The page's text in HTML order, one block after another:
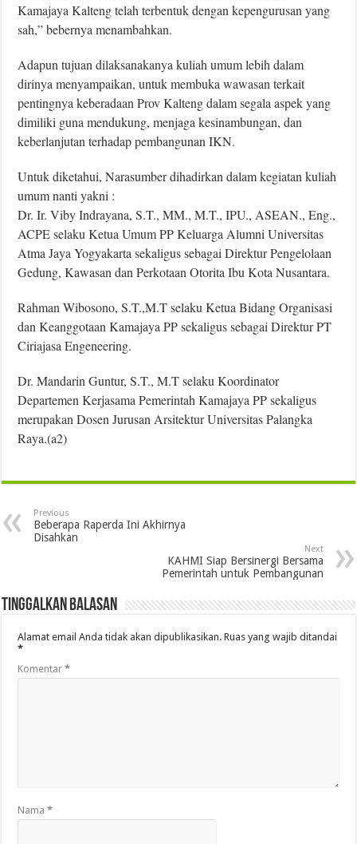
Kamajaya Kalteng telah terbentuk dengan kepengurusan yang
sah,” bebernya menambahkan.
Adapun tujuan dilaksanakanya kuliah umum lebih dalam
dirinya menyampaikan, untuk membuka wawasan terkait
pentingnya keberadaan Prov Kalteng dalam segala aspek yang
dimiliki guna mendukung, menjaga kesinambungan, dan
keberlanjutan terhadap pembangunan IKN.
Untuk diketahui, Narasumber dihadirkan dalam kegiatan kuliah
umum nanti yakni :
Dr. Ir. Viby Indrayana, S.T., MM., M.T., IPU., ASEAN., Eng.,
ACPE selaku Ketua Umum PP Keluarga Alumni Universitas
Atma Jaya Yogyakarta sekaligus sebagai Direktur Pengelolaan
Gedung, Kawasan dan Perkotaan Otorita Ibu Kota Nusantara.
Rahman Wibosono, S.T.,M.T selaku Ketua Bidang Organisasi
dan Keanggotaan Kamajaya PP sekaligus sebagai Direktur PT
Ciriajasa Engeneering.
Dr. Mandarin Guntur, S.T., M.T selaku Koordinator
Departemen Kerjasama Pemerintah Kamajaya PP sekaligus
merupakan Dosen Jurusan Arsitektur Universitas Palangka
Raya.(a2)
Previous
Beberapa Raperda Ini Akhirnya
Disahkan
Next
KAHMI Siap Bersinergi Bersama
Pemerintah untuk Pembangunan
Tinggalkan Balasan
Alamat email Anda tidak akan dipublikasikan. Ruas yang wajib ditandai
*
Komentar*
Nama*